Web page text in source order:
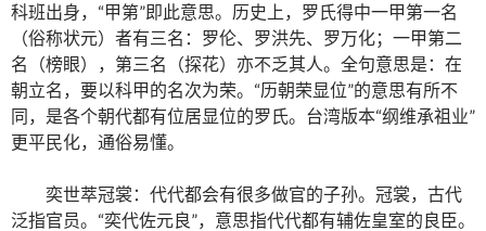
科班出身，“甲第”即此意思。历史上，罗氏得中一甲第一名
（俗称状元）者有三名：罗伦、罗洪先、罗万化；一甲第二
名（榜眼），第三名（探花）亦不乏其人。全句意思是：在
朝立名，要以科甲的名次为荣。“历朝荣显位”的意思有所不
同，是各个朝代都有位居显位的罗氏。台湾版本“纲维承祖业”
更平民化，通俗易懂。
奕世萃冠裳：代代都会有很多做官的子孙。冠裳，古代
泛指官员。“奕代佐元良”，意思指代代都有辅佐皇室的良臣。